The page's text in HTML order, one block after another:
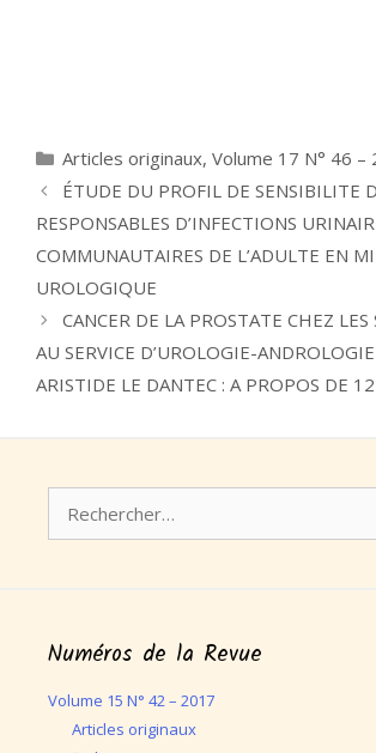
Catégories
Articles originaux, Volume 17 N° 46 –
ÉTUDE DU PROFIL DE SENSIBILITE
RESPONSABLES D’INFECTIONS
COMMUNAUTAIRES DE L’ADULTE EN
UROLOGIQUE
CANCER DE LA PROSTATE CHEZ LES
AU SERVICE D’UROLOGIE-
ARISTIDE LE DANTEC : A PROPOS DE 12
Numéros de la Revue
Volume 15 N° 42 – 2017
Articles originaux